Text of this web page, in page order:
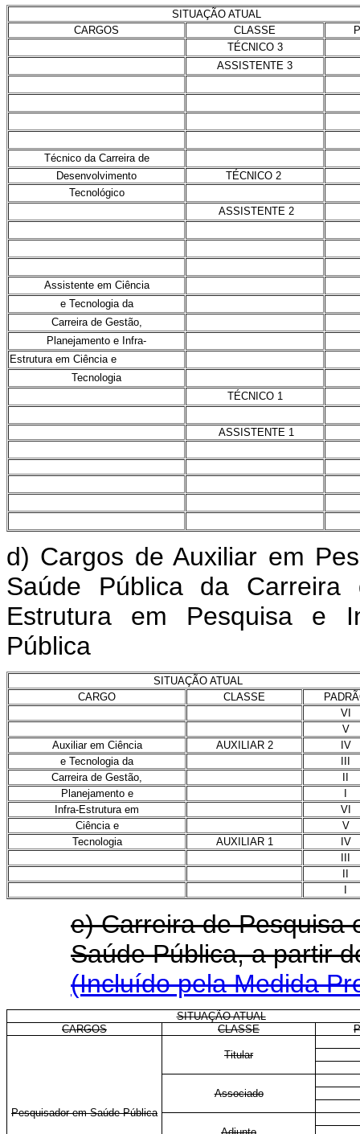
SITUAÇÃO ATUAL
CARGOS
CLASSE
TÉCNICO 3
ASSISTENTE 3
Técnico da Carreira de
Desenvolvimento
TÉCNICO 2
Tecnológico
ASSISTENTE 2
Assistente em Ciência
e Tecnologia da
Carreira de Gestão,
Planejamento e Infra-
Estrutura em Ciência e
Tecnologia
TÉCNICO 1
ASSISTENTE 1
d) Cargos de Auxiliar em
Saúde Pública da
Estrutura em Pesquisa e
Pública
SITUAÇÃO ATUAL
CARGO
CLASSE
VI
V
Auxiliar em Ciência
AUXILIAR 2
IV
e Tecnologia da
Carreira de Gestão,
Planejamento e
Infra-Estrutura em
VI
Ciência e
V
Tecnologia
AUXILIAR 1
IV
e) Carreira de Pesquisa
Saúde Pública, a partir
(Incluído pela Medida
SITUAÇÃO ATUAL
CARGOS
CLASSE
Pesquisador em Saúde Pública
Titular
Associado